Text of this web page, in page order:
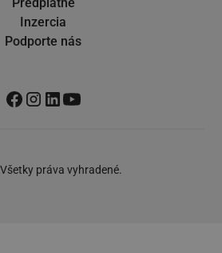
Inzercia
Podporte nás
práva vyhradené.